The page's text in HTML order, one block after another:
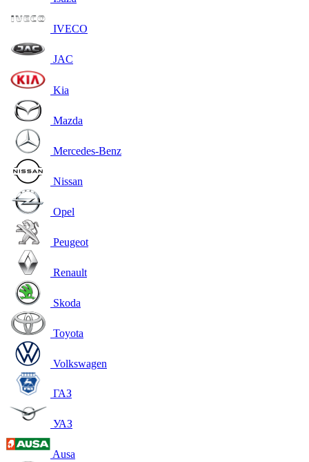
IVECO
JAC
Kia
Mazda
Mercedes-Benz
Nissan
Opel
Peugeot
Renault
Skoda
Toyota
Volkswagen
ГАЗ
УАЗ
Ausa